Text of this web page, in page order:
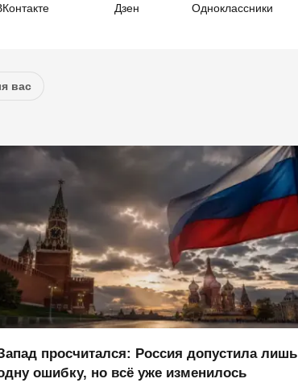
Дзен Одноклассники
вас
просчитался: Россия допустила лишь
ошибку, но всё уже изменилось